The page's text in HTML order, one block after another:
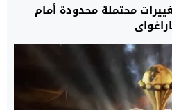
محتملة محدودة أمام